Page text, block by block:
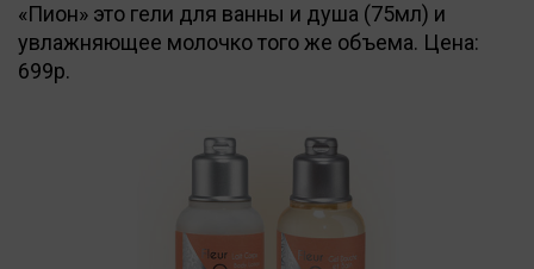
«Пион» это гели для ванны и душа (75мл) и
увлажняющее молочко того же объема. Цена:
699р.